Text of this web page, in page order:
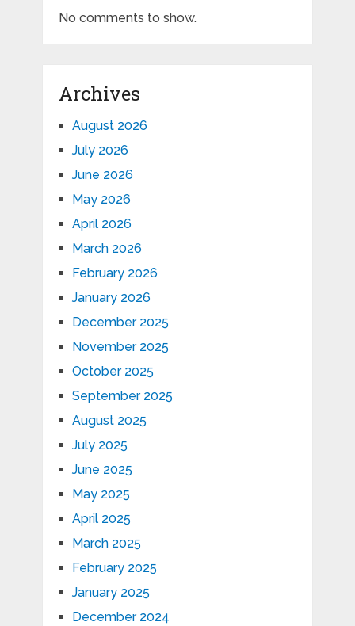
No comments to show.
Archives
August 2026
July 2026
June 2026
May 2026
April 2026
March 2026
February 2026
January 2026
December 2025
November 2025
October 2025
September 2025
August 2025
July 2025
June 2025
May 2025
April 2025
March 2025
February 2025
January 2025
December 2024